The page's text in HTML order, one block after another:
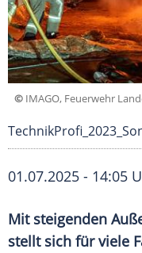
© IMAGO, Feuerwehr
01.07.2025 - 14:05
Mit steigenden
stellt sich für viele